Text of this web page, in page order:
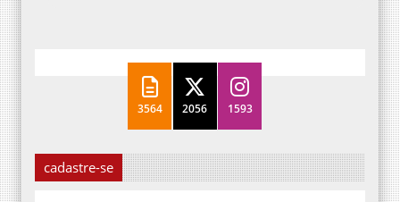
3564 2056 1593
cadastre-se